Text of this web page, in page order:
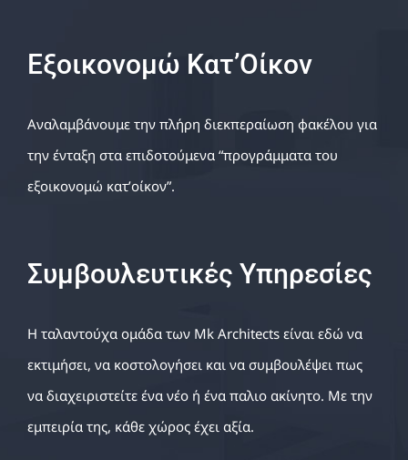
Εξοικονομώ Κατ’Οίκον
Αναλαμβάνουμε την πλήρη διεκπεραίωση φακέλου για
την ένταξη στα επιδοτούμενα “προγράμματα του
εξοικονομώ κατ’οίκον”.
Συμβουλευτικές Υπηρεσίες
Η ταλαντούχα ομάδα των Mk Architects είναι εδώ να
εκτιμήσει, να κοστολογήσει και να συμβουλέψει πως
να διαχειριστείτε ένα νέο ή ένα παλιο ακίνητο. Με την
εμπειρία της, κάθε χώρος έχει αξία.